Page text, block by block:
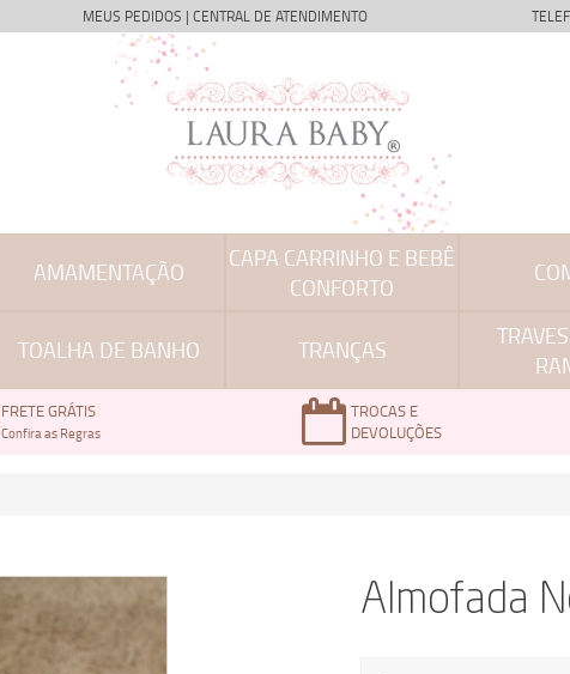
MEUS PEDIDOS | CENTRAL DE ATENDIMENTO
AMAMENTAÇÃO
CAPA CARRINHO E BEBÊ
CONFORTO
TOALHA DE BANHO TRANÇAS
FRETE GRÁTIS
Confira as Regras
TROCAS E
DEVOLUÇÕES
Almofada